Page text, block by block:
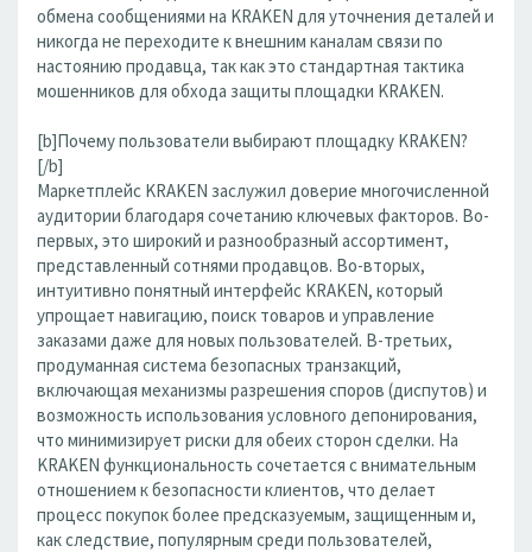
обмена сообщениями на KRAKEN для уточнения деталей и
никогда не переходите к внешним каналам связи по
настоянию продавца, так как это стандартная тактика
мошенников для обхода защиты площадки KRAKEN.
[b]Почему пользователи выбирают площадку KRAKEN?
[/b]
Маркетплейс KRAKEN заслужил доверие многочисленной
аудитории благодаря сочетанию ключевых факторов. Во-
первых, это широкий и разнообразный ассортимент,
представленный сотнями продавцов. Во-вторых,
интуитивно понятный интерфейс KRAKEN, который
упрощает навигацию, поиск товаров и управление
заказами даже для новых пользователей. В-третьих,
продуманная система безопасных транзакций,
включающая механизмы разрешения споров (диспутов) и
возможность использования условного депонирования,
что минимизирует риски для обеих сторон сделки. На
KRAKEN функциональность сочетается с внимательным
отношением к безопасности клиентов, что делает
процесс покупок более предсказуемым, защищенным и,
как следствие, популярным среди пользователей,